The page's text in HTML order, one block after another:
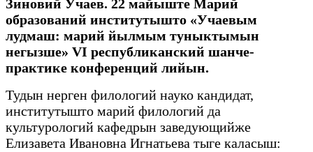
Зиновий Учаев. 22 майыште Марий
образований институтышто «Учаевым
лудмаш: марий йылмым туныктымын
негызше» VI республиканский шанче-
практике конференций лийын.
Тудын нерген филологий науко кандидат,
институтышто марий филологий да
культурологий кафедрын заведующийже
Елизавета Ивановна Игнатьева тыге каласыш: